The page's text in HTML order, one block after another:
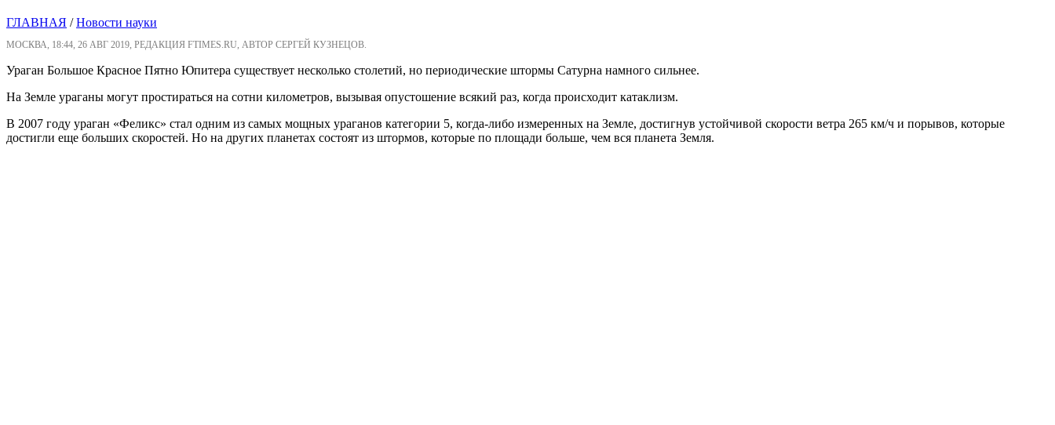
ГЛАВНАЯ /Новости науки
МОСКВА, 18:44, 26 АВГ 2019, РЕДАКЦИЯ FTIMES.RU, АВТОР СЕРГЕЙ КУЗНЕЦОВ.
Ураган Большое Красное Пятно Юпитера существует несколько столетий, но периодические штормы Сатурна намного сильнее.
На Земле ураганы могут простираться на сотни километров, вызывая опустошение всякий раз, когда происходит катаклизм.
В 2007 году ураган «Феликс» стал одним из самых мощных ураганов категории 5, когда-либо измеренных на Земле, достигнув устойчивой скорости ветра 265 км/ч и порывов, которые
достигли еще больших скоростей. Но на других планетах состоят из штормов, которые по площади больше, чем вся планета Земля.